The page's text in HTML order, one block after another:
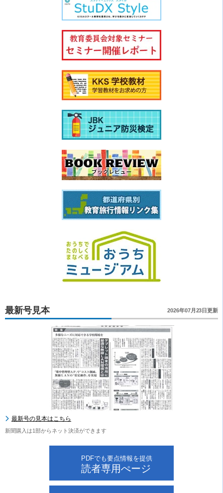
最新号見本 2026年07月23日更新
最新号の見本はこちら
新聞購入は1部からネット決済ができます
PDFでも要点情報を提供
読者専用ぺージ